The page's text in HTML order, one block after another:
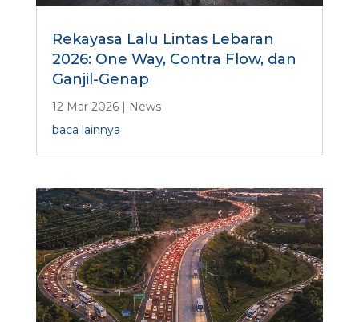
Rekayasa Lalu Lintas Lebaran
2026: One Way, Contra Flow, dan
Ganjil-Genap
12 Mar 2026| News
baca lainnya